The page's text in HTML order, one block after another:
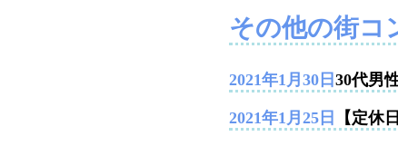
その他の街コ
2021年1月30日 30代男
2021年1月25日 【定休